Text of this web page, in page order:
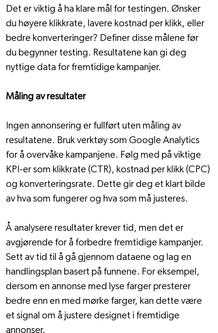
Det er viktig å ha klare mål for testingen. Ønsker
du høyere klikkrate, lavere kostnad per klikk, eller
bedre konverteringer? Definer disse målene før
du begynner testing. Resultatene kan gi deg
nyttige data for fremtidige kampanjer.
Måling av resultater
Ingen annonsering er fullført uten måling av
resultatene. Bruk verktøy som Google Analytics
for å overvåke kampanjene. Følg med på viktige
KPI-er som klikkrate (CTR), kostnad per klikk (CPC)
og konverteringsrate. Dette gir deg et klart bilde
av hva som fungerer og hva som må justeres.
Å analysere resultater krever tid, men det er
avgjørende for å forbedre fremtidige kampanjer.
Sett av tid til å gå gjennom dataene og lag en
handlingsplan basert på funnene. For eksempel,
dersom en annonse med lyse farger presterer
bedre enn en med mørke farger, kan dette være
et signal om å justere designet i fremtidige
annonser.